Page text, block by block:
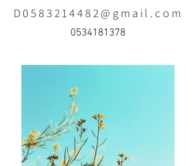
D0583214482@gmail.com
0534181378